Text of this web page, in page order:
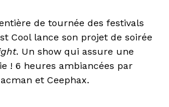
de tournée des festivals
Cool lance son projet de soirée
. Un show qui assure une
! 6 heures ambiancées par
et Ceephax.